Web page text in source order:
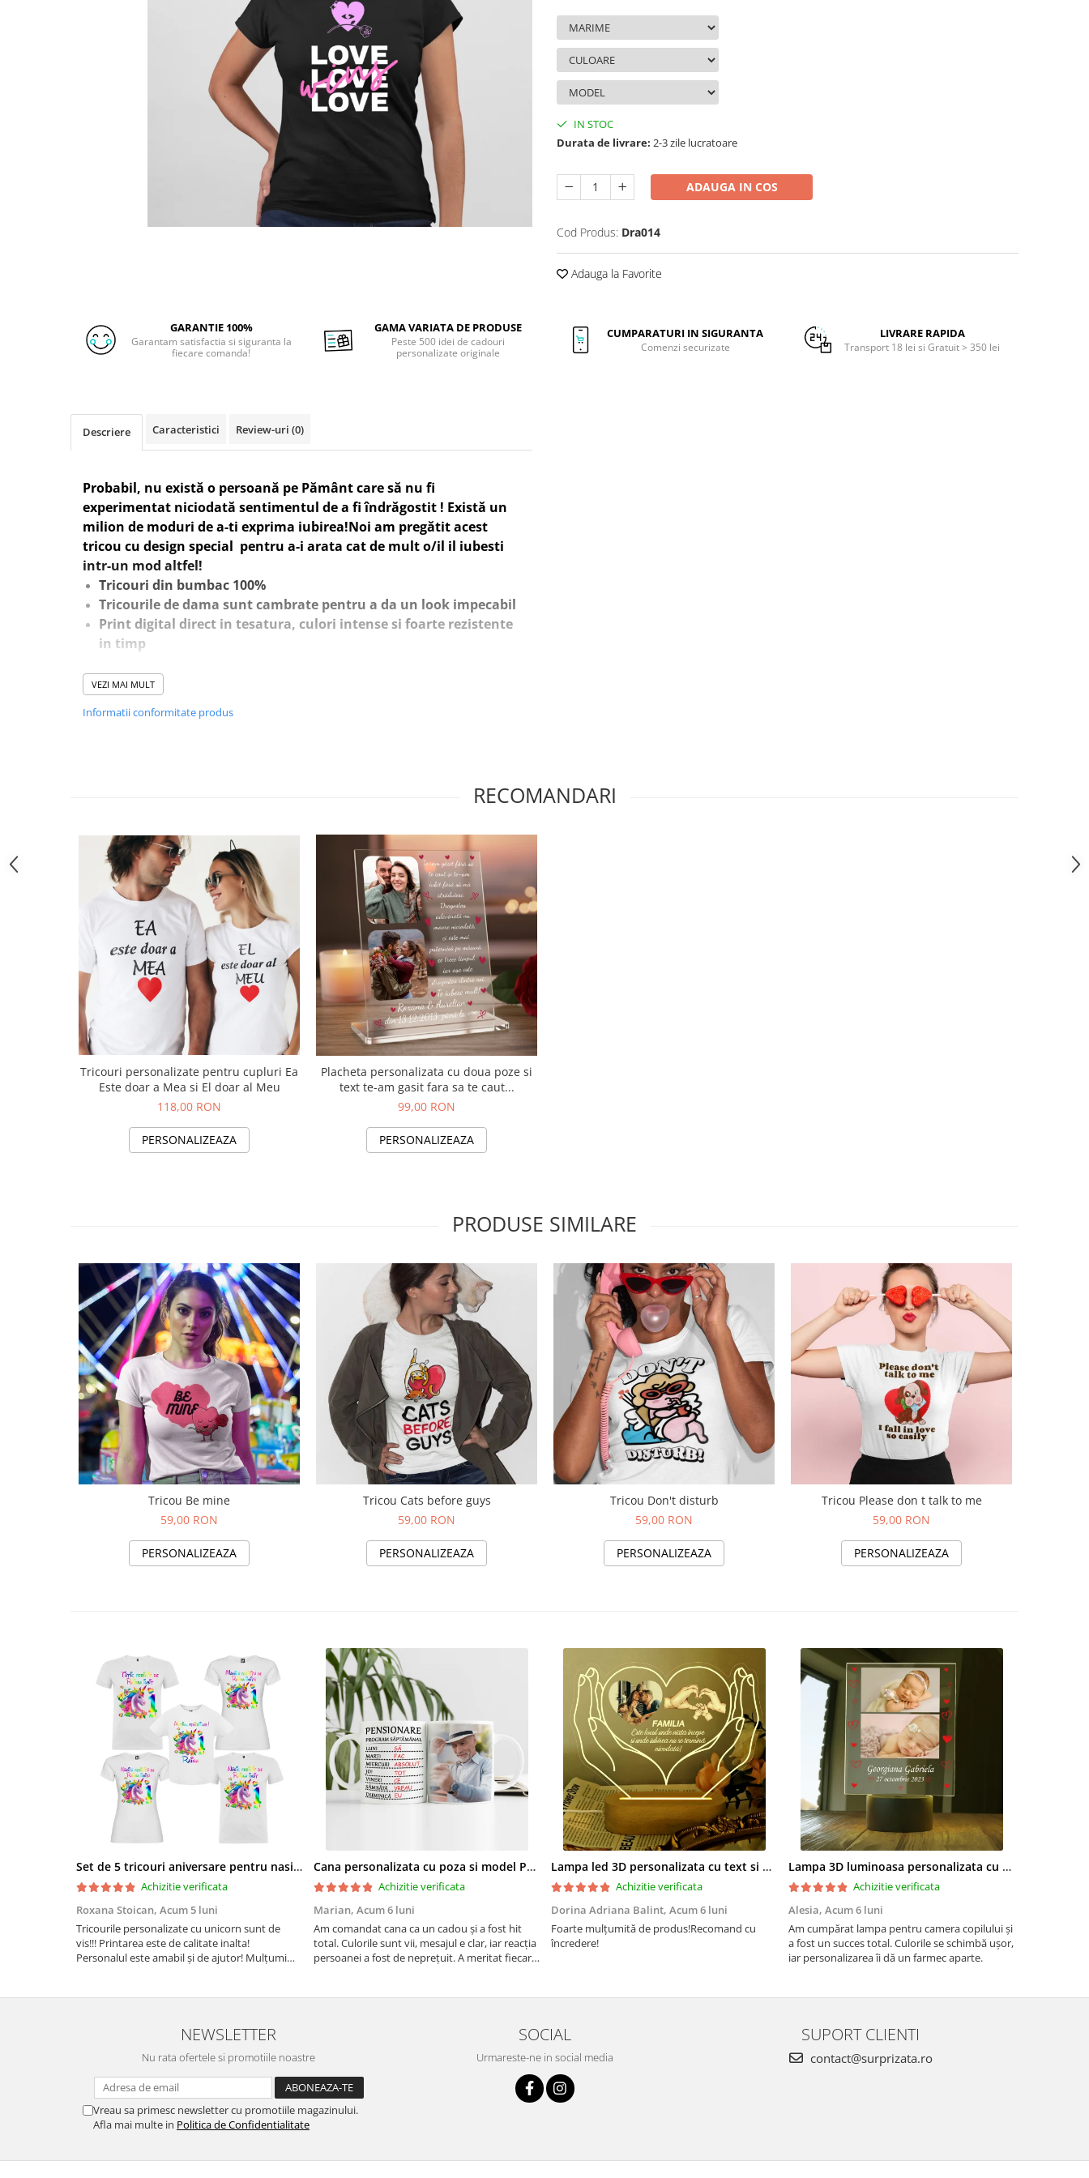
IN STOC
Durata de livrare: 2-3 zile lucratoare
ADAUGA IN COS
Cod Produs: Dra014
Adauga la Favorite
GARANTIE 100%
Garantam satisfactia si siguranta la
fiecare comanda!
GAMA VARIATA DE PRODUSE
Peste 500 idei de cadouri
personalizate originale
CUMPARATURI IN SIGURANTA
Comenzi securizate
LIVRARE RAPIDA
Transport 18 lei si Gratuit > 350 lei
Descriere Caracteristici Review-uri (0)
Probabil, nu există o persoană pe Pământ care să nu fi
experimentat niciodată sentimentul de a fi îndrăgostit ! Există un
milion de moduri de a-ti exprima iubirea!Noi am pregătit acest
tricou cu design special pentru a-i arata cat de mult o/il il iubesti
intr-un mod altfel!
Tricouri din bumbac 100%
Tricourile de dama sunt cambrate pentru a da un look impecabil
Print digital direct in tesatura, culori intense si foarte rezistente
in timp
WhatsApp la numarul 0760831767. De asemenea ne poti lasa mesaj
• TRANSPORTUL ESTE GRATUIT pentru comenzi in valoare de peste
• Pentru comenzi mai mici de 200 Lei, transportul costă 19 Lei
• Plata se poate face RAMBURS sau ONLINE (cu cardul ,
prin metoda de plata Mobil Pay – cea mai mare si mai sigura
companie de plati online securizate din Romania)
VEZI MAI MULT
Informatii conformitate produs
RECOMANDARI
Tricouri personalizate pentru cupluri Ea
Este doar a Mea si El doar al Meu
118,00 RON
PERSONALIZEAZA
Placheta personalizata cu doua poze si
text te-am gasit fara sa te caut...
99,00 RON
PERSONALIZEAZA
PRODUSE SIMILARE
Tricou Be mine
59,00 RON
PERSONALIZEAZA
Tricou Cats before guys
59,00 RON
PERSONALIZEAZA
Tricou Don't disturb
59,00 RON
PERSONALIZEAZA
Tricou Please don t talk to me
59,00 RON
PERSONALIZEAZA
Set de 5 tricouri aniversare pentru nasi, parinti si copil, personalizate cu nume, varsta si mesaj "Motivul fericirii lor" model Unicorn
Achizitie verificata
Roxana Stoican, Acum 5 luni
Tricourile personalizate cu unicorn sunt de
vis!!! Printarea este de calitate inalta!
Personalul este amabil și de ajutor! Mulțumim
Cana personalizata cu poza si model Pensionare
Achizitie verificata
Marian, Acum 6 luni
Am comandat cana ca un cadou și a fost hit
total. Culorile sunt vii, mesajul e clar, iar reacția
persoanei a fost de neprețuit. A meritat fiecare
Lampa led 3D personalizata cu text si poza model Heart in love hands
Achizitie verificata
Dorina Adriana Balint, Acum 6 luni
Foarte mulțumită de produs!Recomand cu
încredere!
Lampa 3D luminoasa personalizata cu 2 poze si nume si data Nou nascut
Achizitie verificata
Alesia, Acum 6 luni
Am cumpărat lampa pentru camera copilului și
a fost un succes total. Culorile se schimbă ușor,
iar personalizarea îi dă un farmec aparte.
NEWSLETTER
Nu rata ofertele si promotiile noastre
Vreau sa primesc newsletter cu promotiile magazinului.
Afla mai multe in Politica de Confidentialitate
SOCIAL
Urmareste-ne in social media
SUPORT CLIENTI
contact@surprizata.ro